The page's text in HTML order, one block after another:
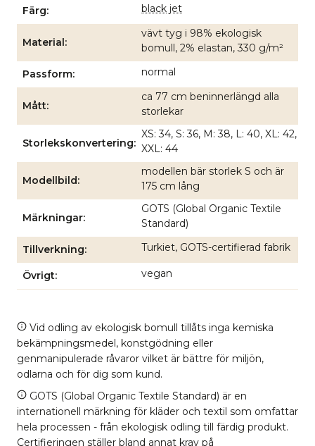
Färg black jet
Material
vävt tyg i 98% ekologisk
bomull, 2% elastan, 330 g/m²
Passform normal
Mått
ca 77 cm beninnerlängd alla
storlekar
Storlekskonvertering
XS: 34, S: 36, M: 38, L: 40, XL: 42,
XXL: 44
Modellbild
modellen bär storlek S och är
175 cm lång
Märkningar
GOTS (Global Organic Textile
Standard)
Tillverkning Turkiet, GOTS-certifierad fabrik
Övrigt vegan
Vid odling av ekologisk bomull tillåts inga kemiska
bekämpningsmedel, konstgödning eller
genmanipulerade råvaror vilket är bättre för miljön,
odlarna och för dig som kund.
GOTS (Global Organic Textile Standard) är en
internationell märkning för kläder och textil som omfattar
hela processen - från ekologisk odling till färdig produkt.
Certifieringen ställer bland annat krav på